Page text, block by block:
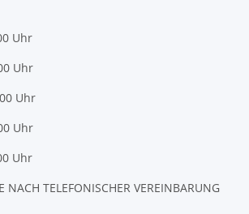
Uhr
Uhr
Uhr
Uhr
Uhr
NACH TELEFONISCHER VEREINBARUNG